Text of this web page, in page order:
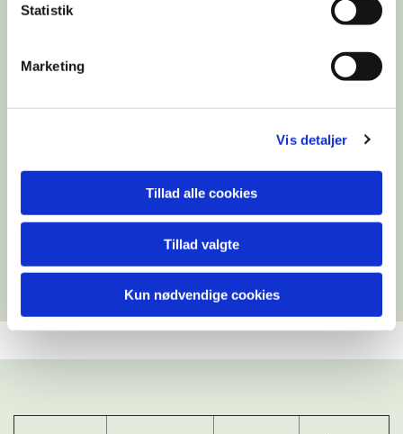
Statistik
Marketing
Vis detaljer
Tillad alle cookies
Tillad valgte
Kun nødvendige cookies